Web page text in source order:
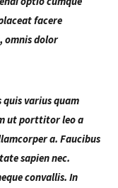
facere
omnis dolor
varius quam
ut porttitor leo a
a. Faucibus
sapien nec.
convallis. In